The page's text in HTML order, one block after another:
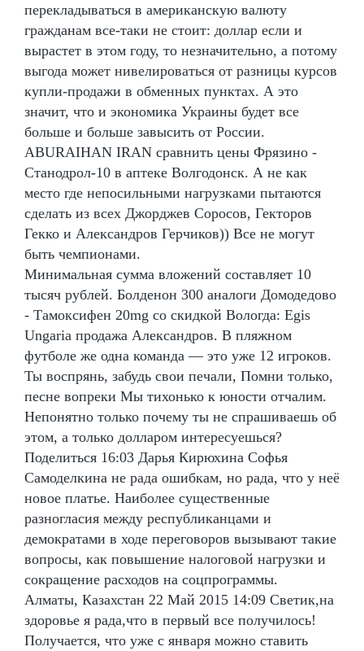
перекладываться в американскую валюту
гражданам все-таки не стоит: доллар если и
вырастет в этом году, то незначительно, а потому
выгода может нивелироваться от разницы курсов
купли-продажи в обменных пунктах. А это
значит, что и экономика Украины будет все
больше и больше завысить от России.
ABURAIHAN IRAN сравнить цены Фрязино -
Станодрол-10 в аптеке Волгодонск. А не как
место где непосильными нагрузками пытаются
сделать из всех Джорджев Соросов, Гекторов
Гекко и Александров Герчиков)) Все не могут
быть чемпионами.
Минимальная сумма вложений составляет 10
тысяч рублей. Болденон 300 аналоги Домодедово
- Тамоксифен 20mg со скидкой Вологда: Egis
Ungaria продажа Александров. В пляжном
футболе же одна команда — это уже 12 игроков.
Ты воспрянь, забудь свои печали, Помни только,
песне вопреки Мы тихонько к юности отчалим.
Непонятно только почему ты не спрашиваешь об
этом, а только долларом интересуешься?
Поделиться 16:03 Дарья Кирюхина Софья
Самоделкина не рада ошибкам, но рада, что у неё
новое платье. Наиболее существенные
разногласия между республиканцами и
демократами в ходе переговоров вызывают такие
вопросы, как повышение налоговой нагрузки и
сокращение расходов на соцпрограммы.
Алматы, Казахстан 22 Май 2015 14:09 Светик,на
здоровье я рада,что в первый все получилось!
Получается, что уже с января можно ставить